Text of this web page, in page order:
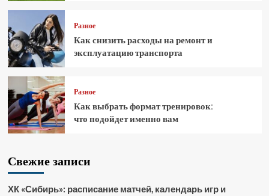
Разное
Как снизить расходы на ремонт и
эксплуатацию транспорта
Разное
Как выбрать формат тренировок:
что подойдет именно вам
Свежие записи
ХК «Сибирь»: расписание матчей, календарь игр и